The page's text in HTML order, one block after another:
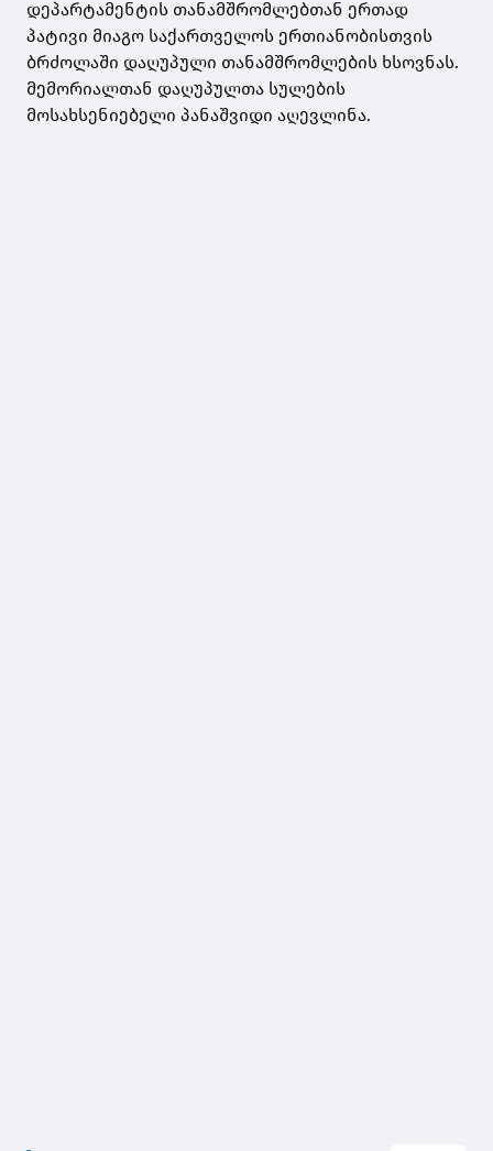
დეპარტამენტის თანამშრომლებთან ერთად
პატივი მიაგო საქართველოს ერთიანობისთვის
ბრძოლაში დაღუპული თანამშრომლების ხსოვნას.
მემორიალთან დაღუპულთა სულების
მოსახსენიებელი პანაშვიდი აღევლინა.